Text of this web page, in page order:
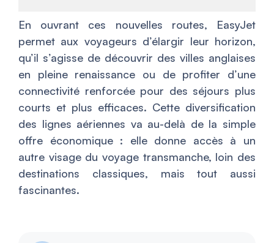
En ouvrant ces nouvelles routes, EasyJet
permet aux voyageurs d’élargir leur horizon,
qu’il s’agisse de découvrir des villes anglaises
en pleine renaissance ou de profiter d’une
connectivité renforcée pour des séjours plus
courts et plus efficaces. Cette diversification
des lignes aériennes va au-delà de la simple
offre économique : elle donne accès à un
autre visage du voyage transmanche, loin des
destinations classiques, mais tout aussi
fascinantes.